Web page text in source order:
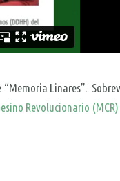
“Memoria Linares”.
Revolucionario (MCR)